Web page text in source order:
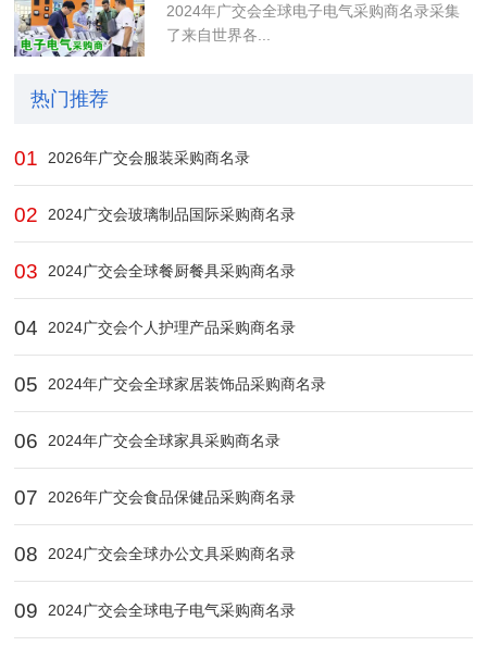
2024年广交会全球电子电气采购商名录采集
了来自世界各...
热门推荐
01 2026年广交会服装采购商名录
02 2024广交会玻璃制品国际采购商名录
03 2024广交会全球餐厨餐具采购商名录
04 2024广交会个人护理产品采购商名录
05 2024年广交会全球家居装饰品采购商名录
06 2024年广交会全球家具采购商名录
07 2026年广交会食品保健品采购商名录
08 2024广交会全球办公文具采购商名录
09 2024广交会全球电子电气采购商名录